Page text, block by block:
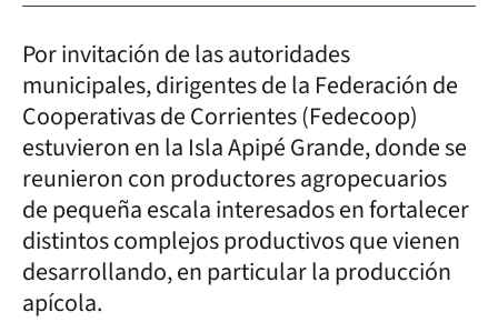
Por invitación de las autoridades
municipales, dirigentes de la Federación de
Cooperativas de Corrientes (Fedecoop)
estuvieron en la Isla Apipé Grande, donde se
reunieron con productores agropecuarios
de pequeña escala interesados en fortalecer
distintos complejos productivos que vienen
desarrollando, en particular la producción
apícola.